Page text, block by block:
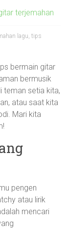
terjemahan
lagu,tips
bermain gitar
bermusik
teman setia kita,
atau saat kita
Mari kita
pengen
atau lirik
mencari